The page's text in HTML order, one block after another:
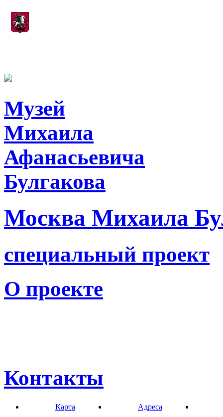
Музей
Михаила
Афанасьевича
Булгакова
Москва Михаила
специальный проект
О проекте
Контакты
Карта Адреса